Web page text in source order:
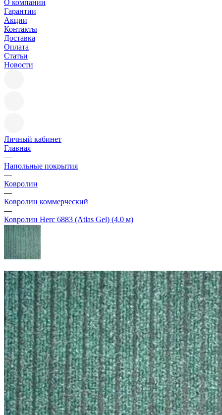
О компании
Гарантии
Акции
Контакты
Доставка
Оплата
Статьи
Новости
Личный кабинет
Главная
—
Напольные покрытия
—
Ковролин
—
Ковролин коммерческий
—
Ковролин Herc 6883 (Atlas Gel) (4.0 м)